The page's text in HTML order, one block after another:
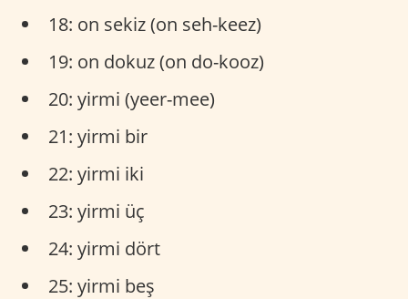
18: on sekiz (on seh-keez)
19: on dokuz (on do-kooz)
20: yirmi (yeer-mee)
21: yirmi bir
22: yirmi iki
23: yirmi üç
24: yirmi dört
25: yirmi beş